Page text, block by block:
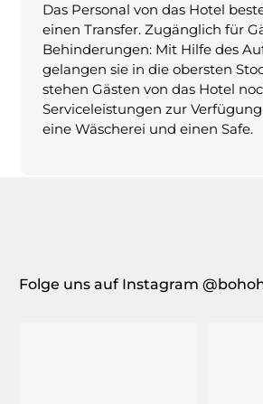
Das Personal von das Hotel
einen Transfer. Zugänglich für
Behinderungen: Mit Hilfe des
gelangen sie in die obersten
stehen Gästen von das Hotel
Serviceleistungen zur
eine Wäscherei und einen Safe.
Folge uns auf Instagram